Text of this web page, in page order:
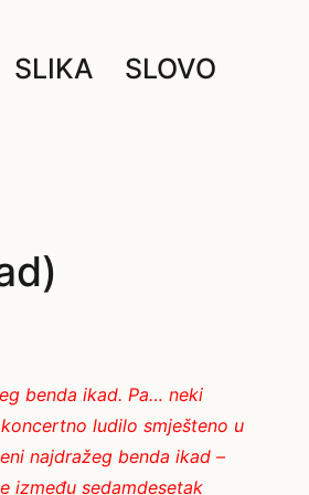
SLIKA SLOVO
benda ikad. Pa… neki
ludilo smješteno u
najdražeg benda ikad –
između sedamdesetak